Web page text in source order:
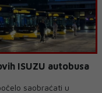
ISUZU autobusa
saobraćati u